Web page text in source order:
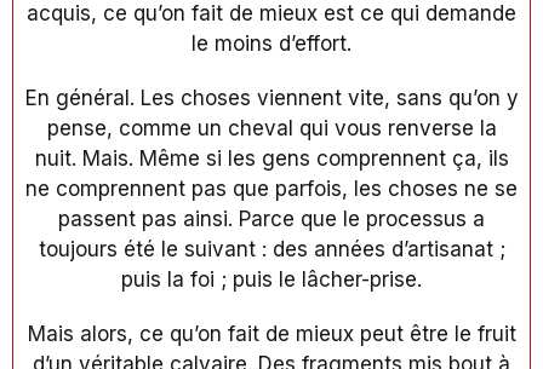
acquis, ce qu’on fait de mieux est ce qui demande
le moins d’effort.
En général. Les choses viennent vite, sans qu’on y
pense, comme un cheval qui vous renverse la
nuit. Mais. Même si les gens comprennent ça, ils
ne comprennent pas que parfois, les choses ne se
passent pas ainsi. Parce que le processus a
toujours été le suivant : des années d’artisanat ;
puis la foi ; puis le lâcher-prise.
Mais alors, ce qu’on fait de mieux peut être le fruit
d’un véritable calvaire. Des fragments mis bout à